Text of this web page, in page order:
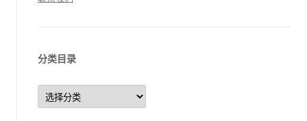
分类目录
分
类
目